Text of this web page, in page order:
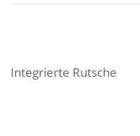
Integrierte Rutsche